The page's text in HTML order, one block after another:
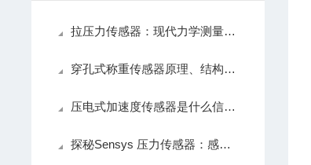
拉压力传感器：现代力学测量的精准之眼
穿孔式称重传感器原理、结构与应用解析
压电式加速度传感器是什么信号的传感器
探秘Sensys 压力传感器：感知压力的神奇装置